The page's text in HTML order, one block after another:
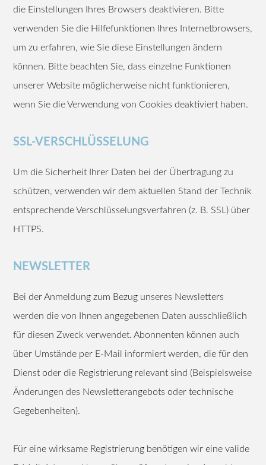
die Einstellungen Ihres Browsers deaktivieren. Bitte
verwenden Sie die Hilfefunktionen Ihres Internetbrowsers,
um zu erfahren, wie Sie diese Einstellungen ändern
können. Bitte beachten Sie, dass einzelne Funktionen
unserer Website möglicherweise nicht funktionieren,
wenn Sie die Verwendung von Cookies deaktiviert haben.
SSL-VERSCHLÜSSELUNG
Um die Sicherheit Ihrer Daten bei der Übertragung zu
schützen, verwenden wir dem aktuellen Stand der Technik
entsprechende Verschlüsselungsverfahren (z. B. SSL) über
HTTPS.
NEWSLETTER
Bei der Anmeldung zum Bezug unseres Newsletters
werden die von Ihnen angegebenen Daten ausschließlich
für diesen Zweck verwendet. Abonnenten können auch
über Umstände per E-Mail informiert werden, die für den
Dienst oder die Registrierung relevant sind (Beispielsweise
Änderungen des Newsletterangebots oder technische
Gegebenheiten).
Für eine wirksame Registrierung benötigen wir eine valide